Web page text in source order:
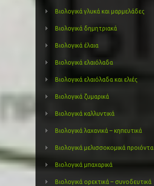
Βιολογικά γλυκά και μαρμελάδες
Βιολογικά δημητριακά
Βιολογικά έλαια
Βιολογικά ελαιόλαδα
Βιολογικά ελαιόλαδα και ελιές
Βιολογικά ζυμαρικά
Βιολογικά καλλυντικά
Βιολογικά λαχανικά – κηπευτικά
Βιολογικά μελισσοκομικά προιόντα
Βιολογικά μπαχαρικά
Βιολογικά ορεκτικά – συνοδευτικά